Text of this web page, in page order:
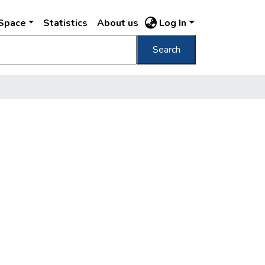
Statistics About us Log In
Search